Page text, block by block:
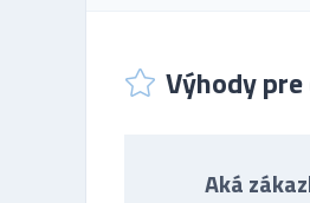
Výhody
Aká